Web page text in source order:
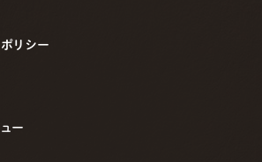
リシー
ー